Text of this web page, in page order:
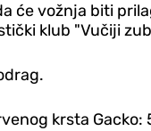
će vožnja biti
klub "Vučiji
krsta